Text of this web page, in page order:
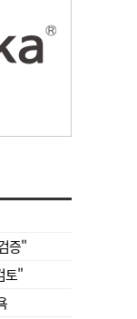
증"
토"